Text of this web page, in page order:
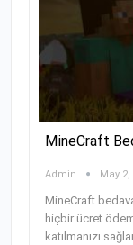
MineCraft
Admin May 2,
MineCraft
hiçbir ücret
katılmanızı